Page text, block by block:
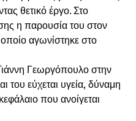
θετικό έργο. Στο
η παρουσία του στον
αγωνίστηκε στο
Γεωργόπουλο στην
του εύχεται υγεία, δύναμη
που ανοίγεται